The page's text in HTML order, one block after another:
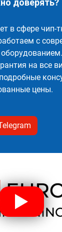
доверять?
в сфере чип-
с
на все
цены.